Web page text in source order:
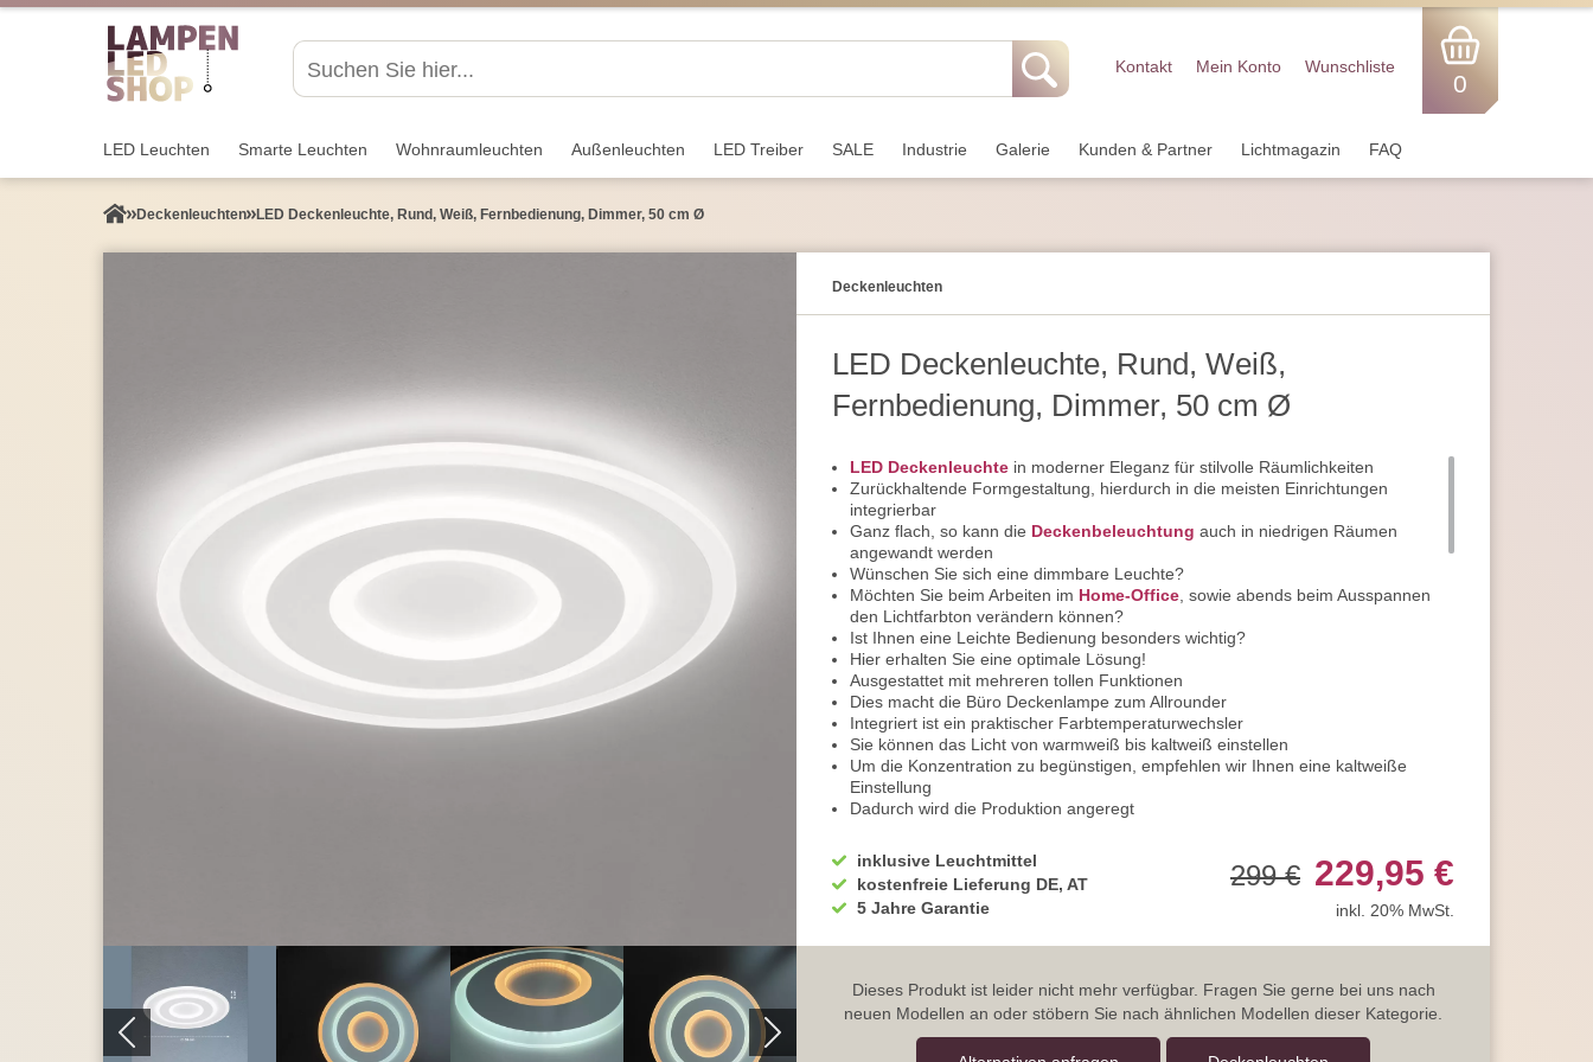
Kontakt Mein Konto Wunschliste
0
LED Leuchten Smarte Leuchten Wohnraum­leuchten Außen­leuchten LED Treiber SALE Industrie Galerie Kunden & Partner Lichtmagazin FAQ
Decken­leuchten LED Deckenleuchte, Rund, Weiß, Fernbedienung, Dimmer, 50 cm Ø
Decken­leuchten
LED Deckenleuchte, Rund, Weiß,
Fernbedienung, Dimmer, 50 cm Ø
LED Deckenleuchte in moderner Eleganz für stilvolle Räumlichkeiten
Zurückhaltende Formgestaltung, hierdurch in die meisten Einrichtungen
integrierbar
Ganz flach, so kann die Deckenbeleuchtung auch in niedrigen Räumen
angewandt werden
Wünschen Sie sich eine dimmbare Leuchte?
Möchten Sie beim Arbeiten im Home-Office , sowie abends beim Ausspannen
den Lichtfarbton verändern können?
Ist Ihnen eine Leichte Bedienung besonders wichtig?
Hier erhalten Sie eine optimale Lösung!
Ausgestattet mit mehreren tollen Funktionen
Dies macht die Büro Deckenlampe zum Allrounder
Integriert ist ein praktischer Farbtemperaturwechsler
Sie können das Licht von warmweiß bis kaltweiß einstellen
Um die Konzentration zu begünstigen, empfehlen wir Ihnen eine kaltweiße
Einstellung
Dadurch wird die Produktion angeregt
Tätigkeiten
Auch wenn es mal ein trüber Tag ist, spendet diese Einstellung die richtige
Beleuchtung Zuhause
Das warmweiße Licht eignet sich besonders gut am Abend zum Ausspannen
Auch beim Nähen, Spiele spielen oder anderen Tätigkeiten ideal
Um gemütlich mit der Familie oder mit Freunden zusammenzusitzen, eignet
sich eine gedämpfte Helligkeit
inklusive Leuchtmittel
kostenfreie Lieferung DE, AT
5 Jahre Garantie
299 € 229,95 €
inkl. 20% MwSt.
Dieses Produkt ist leider nicht mehr verfügbar. Fragen Sie gerne bei uns nach
neuen Modellen an oder stöbern Sie nach ähnlichen Modellen dieser Kategorie.